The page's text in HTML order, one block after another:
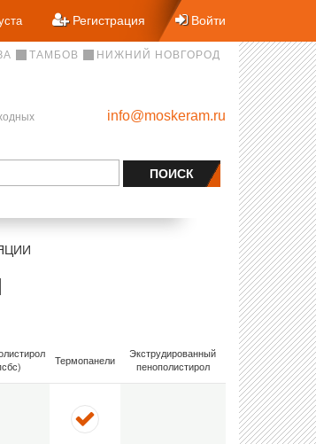
Регистрация Войти
ТАМБОВ
НИЖНИЙ НОВГОРОД
info@moskeram.ru
Термопанели
Экструдированный
пенополистирол